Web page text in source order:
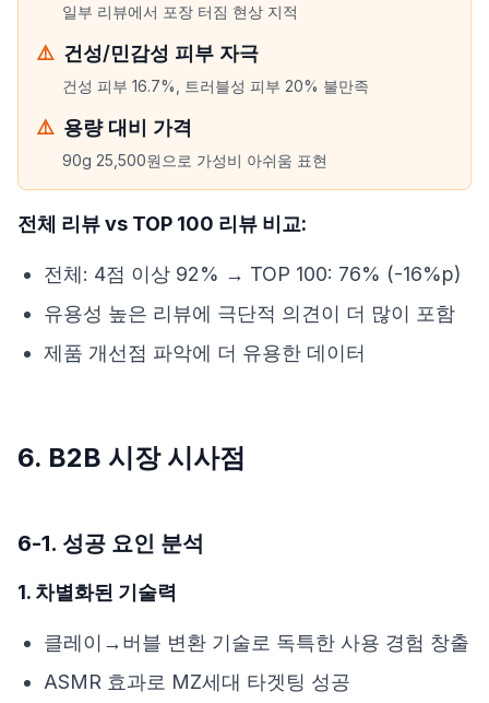
일부 리뷰에서 포장 터짐 현상 지적
⚠️ 건성/민감성 피부 자극
건성 피부 16.7%, 트러블성 피부 20% 불만족
⚠️ 용량 대비 가격
90g 25,500원으로 가성비 아쉬움 표현
전체 리뷰 vs TOP 100 리뷰 비교:
전체: 4점 이상 92% → TOP 100: 76% (-16%p)
유용성 높은 리뷰에 극단적 의견이 더 많이 포함
제품 개선점 파악에 더 유용한 데이터
6. B2B 시장 시사점
6-1. 성공 요인 분석
1. 차별화된 기술력
클레이→버블 변환 기술로 독특한 사용 경험 창출
ASMR 효과로 MZ세대 타겟팅 성공